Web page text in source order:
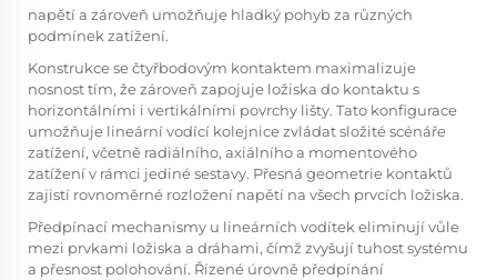
napětí a zároveň umožňuje hladký pohyb za různých
podmínek zatížení.
Konstrukce se čtyřbodovým kontaktem maximalizuje
nosnost tím, že zároveň zapojuje ložiska do kontaktu s
horizontálními i vertikálními povrchy lišty. Tato konfigurace
umožňuje lineární vodící kolejnicezvládat složité scénáře
zatížení, včetně radiálního, axiálního a momentového
zatížení v rámci jediné sestavy. Přesná geometrie kontaktů
zajistí rovnoměrné rozložení napětí na všech prvcích ložiska.
Předpínací mechanismy u lineárních vodítek eliminují vůle
mezi prvkami ložiska a dráhami, čímž zvyšují tuhost systému
a přesnost polohování. Řízené úrovně předpínání